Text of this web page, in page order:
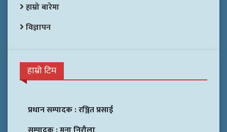
हाम्रो बारेमा
विज्ञापन
हाम्रो टिम
प्रधान सम्पादक :रञ्जित प्रसाई